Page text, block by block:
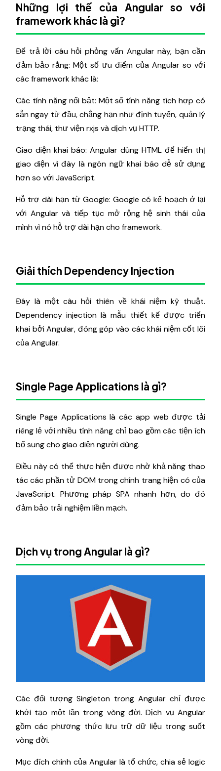
Những lợi thế của Angular so với
framework khác là gì?
Để trả lời câu hỏi phỏng vấn Angular này, bạn cần
đảm bảo rằng: Một số ưu điểm của Angular so với
các framework khác là:
Các tính năng nổi bật: Một số tính năng tích hợp có
sẵn ngay từ đầu, chẳng hạn như định tuyến, quản lý
trạng thái, thư viện rxjs và dịch vụ HTTP.
Giao diện khai báo: Angular dùng HTML để hiển thị
giao diện vì đây là ngôn ngữ khai báo dễ sử dụng
hơn so với JavaScript.
Hỗ trợ dài hạn từ Google: Google có kế hoạch ở lại
với Angular và tiếp tục mở rộng hệ sinh thái của
mình vì nó hỗ trợ dài hạn cho framework.
Giải thích Dependency Injection
Đây là một câu hỏi thiên về khái niệm kỹ thuật.
Dependency injection là mẫu thiết kế được triển
khai bởi Angular, đóng góp vào các khái niệm cốt lõi
của Angular.
Single Page Applications là gì?
Single Page Applications là các app web được tải
riêng lẻ với nhiều tính năng chỉ bao gồm các tiện ích
bổ sung cho giao diện người dùng.
Điều này có thể thực hiện được nhờ khả năng thao
tác các phần tử DOM trong chính trang hiện có của
JavaScript. Phương pháp SPA nhanh hơn, do đó
đảm bảo trải nghiệm liền mạch.
Dịch vụ trong Angular là gì?
Các đối tượng Singleton trong Angular chỉ được
khởi tạo một lần trong vòng đời. Dịch vụ Angular
gồm các phương thức lưu trữ dữ liệu trong suốt
vòng đời.
Mục đích chính của Angular là tổ chức, chia sẻ logic